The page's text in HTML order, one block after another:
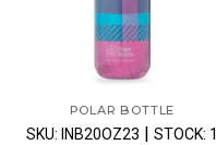
POLAR BOTTLE
SKU: INB20OZ23 | STOCK: 1